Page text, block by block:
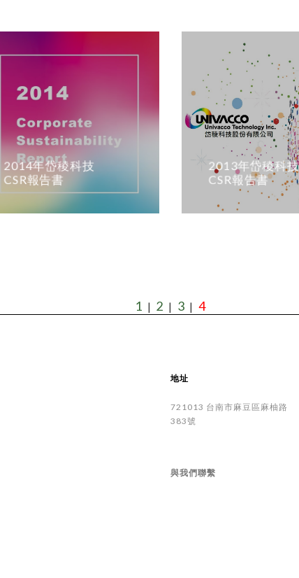
2014年岱稜科技
CSR報告書
2013年岱稜科技
CSR報告書
1 | 2 | 3 | 4
地址
721013 台南市麻豆區 麻柚路
383號
與我們聯繫